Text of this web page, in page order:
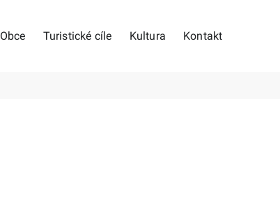
Obce Turistické cíle Kultura Kontakt